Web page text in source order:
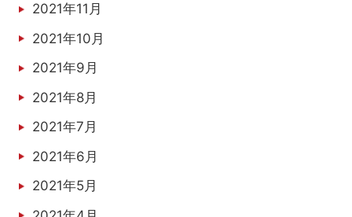
2021年11月
2021年10月
2021年9月
2021年8月
2021年7月
2021年6月
2021年5月